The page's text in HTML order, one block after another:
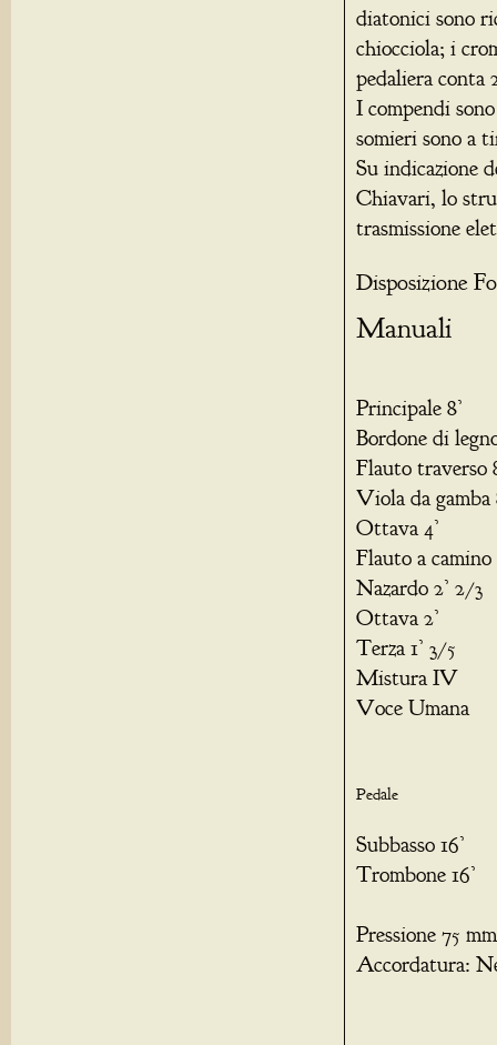
diatonici sono
chiocciola; i
pedaliera conta
I compendi
somieri sono a
Su indicazione
Chiavari, lo
trasmissione
Disposizione
Manuali
Principale 8’
Bordone di
Flauto traverso
Viola da gamba
Ottava 4’
Flauto a camino
Nazardo 2’ 2/3
Ottava 2’
Terza 1’ 3/5
Mistura IV
Voce Umana
Pedale
Subbasso
Trombone 16’
Pressione 75 mm
Accordatura: